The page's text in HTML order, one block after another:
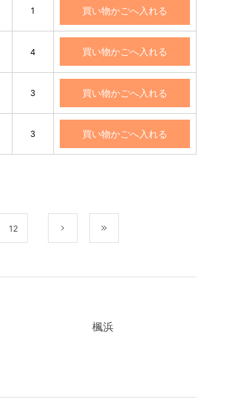
1 買い物かごへ入れる
4 買い物かごへ入れる
3 買い物かごへ入れる
3 買い物かごへ入れる
12
楓浜